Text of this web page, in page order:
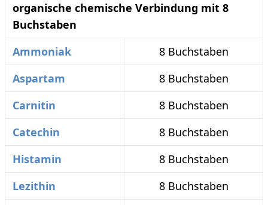
organische chemische Verbindung mit 8
Buchstaben
Ammoniak
8 Buchstaben
Aspartam
8 Buchstaben
Carnitin
8 Buchstaben
Catechin
8 Buchstaben
Histamin
8 Buchstaben
Lezithin
8 Buchstaben